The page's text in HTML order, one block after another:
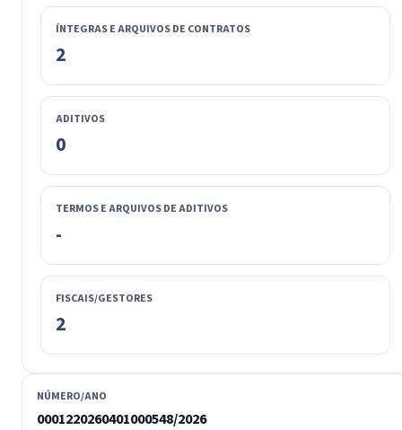
ÍNTEGRAS E ARQUIVOS DE CONTRATOS
2
ADITIVOS
0
TERMOS E ARQUIVOS DE ADITIVOS
-
FISCAIS/GESTORES
2
NÚMERO/ANO
0001220260401000548/2026